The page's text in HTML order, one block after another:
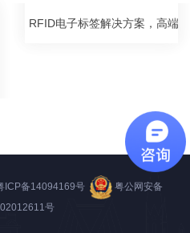
RFID电子标签解决方案，高端
ICP备14094169号
粤公网安备
号